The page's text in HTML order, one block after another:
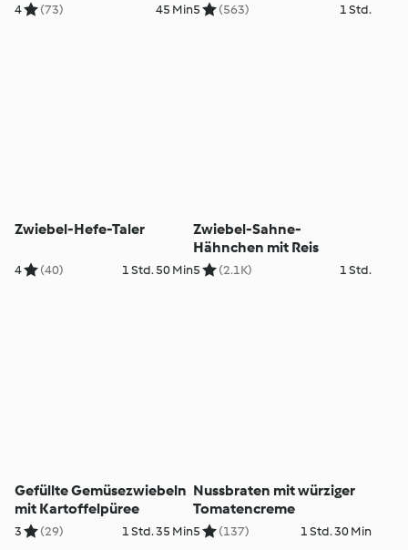
4 (73) 45 Min5 (563) 1 Std.
Zwiebel-Hefe-Taler
4 (40) 1 Std. 50 Min
Zwiebel-Sahne-
Hähnchen mit Reis
5 (2.1K) 1 Std.
Gefüllte Gemüsezwiebeln
mit Kartoffelpüree
3 (29) 1 Std. 35 Min
Nussbraten mit würziger
Tomatencreme
5 (137) 1 Std. 30 Min